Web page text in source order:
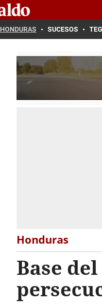
HONDURAS SUCESOS
Honduras
Base